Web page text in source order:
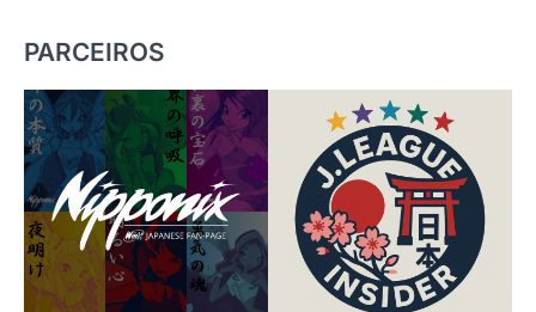
PARCEIROS